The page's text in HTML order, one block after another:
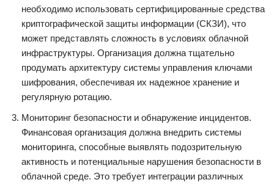
необходимо использовать сертифицированные средства
криптографической защиты информации (СКЗИ), что
может представлять сложность в условиях облачной
инфраструктуры. Организация должна тщательно
продумать архитектуру системы управления ключами
шифрования, обеспечивая их надежное хранение и
регулярную ротацию.
Мониторинг безопасности и обнаружение инцидентов.
Финансовая организация должна внедрить системы
мониторинга, способные выявлять подозрительную
активность и потенциальные нарушения безопасности в
облачной среде. Это требует интеграции различных